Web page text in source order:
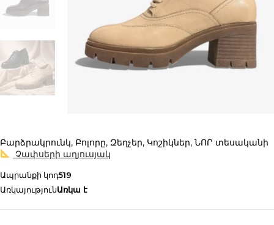
Բարձրակրունկ, Բոլորը, Զեղչեր, Կոշիկներ, ՆՈՐ տեսականի
Չափսերի աղյուսյակ
Ապրանքի կոդ519
ԱռկայությունԱռկա է